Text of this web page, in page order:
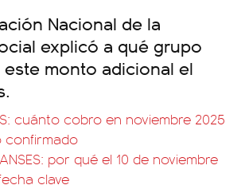
Nacional de la
explicó a qué grupo
monto adicional el
cuánto cobro en noviembre 2025
confirmado
por qué el 10 de noviembre
clave